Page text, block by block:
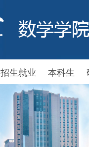
招生就业 本科生